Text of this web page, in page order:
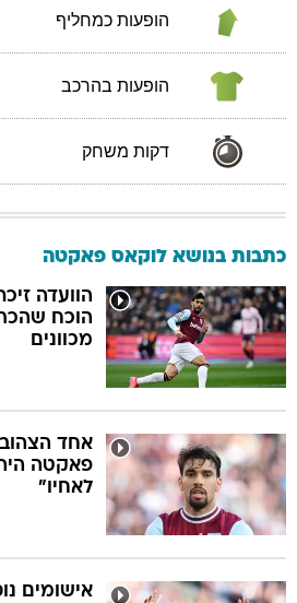
הופעות כמחליף
הופעות בהרכב
דקות משחק
כתבות בנושא לוקאס פאקטה
הוועדה
הוכח
מכוונים
אחד
פאקטה
לאחיו"
אישומים